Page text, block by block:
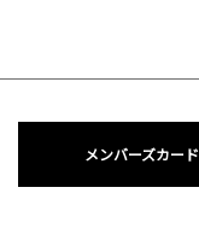
メンバーズカード